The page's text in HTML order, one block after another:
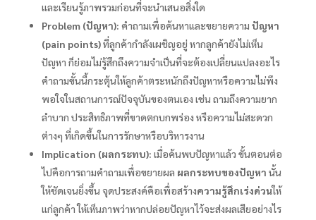
และเรียนรู้ภาพรวมก่อนที่จะนำเสนอสิ่งใด
Problem (ปัญหา): คำถามเพื่อค้นหาและขยายความ ปัญหา
(pain points)ที่ลูกค้ากำลังเผชิญอยู่ หากลูกค้ายังไม่เห็น
ปัญหา ก็ย่อมไม่รู้สึกถึงความจำเป็นที่จะต้องเปลี่ยนแปลงอะไร
คำถามขั้นนี้กระตุ้นให้ลูกค้าตระหนักถึงปัญหาหรือความไม่พึง
พอใจในสถานการณ์ปัจจุบันของตนเอง เช่น ถามถึงความยาก
ลำบาก ประสิทธิภาพที่ขาดตกบกพร่อง หรือความไม่สะดวก
ต่างๆ ที่เกิดขึ้นในการรักษาหรือบริหารงาน
Implication (ผลกระทบ): เมื่อค้นพบปัญหาแล้ว ขั้นตอนต่อ
ไปคือการถามคำถามเพื่อขยายผล ผลกระทบของปัญหา นั้น
ให้ชัดเจนยิ่งขึ้น จุดประสงค์คือเพื่อสร้างความรู้สึกเร่งด่วนให้
แก่ลูกค้า ให้เห็นภาพว่าหากปล่อยปัญหาไว้จะส่งผลเสียอย่างไร